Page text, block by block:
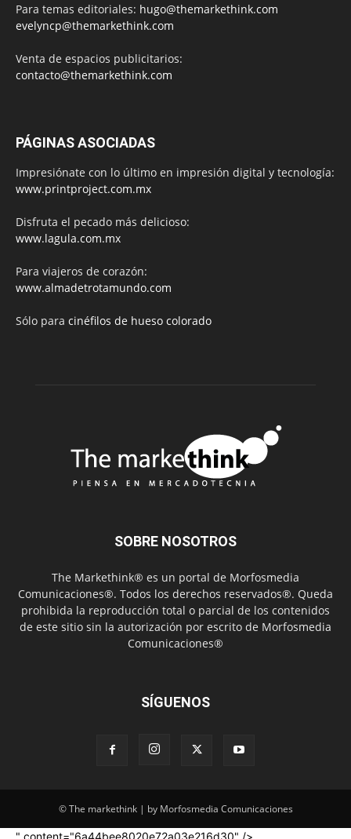
Para temas editoriales: hugo@themarkethink.com
evelyncp@themarkethink.com
Venta de espacios publicitarios:
contacto@themarkethink.com
PÁGINAS ASOCIADAS
Impresiónate con lo último en impresión digital y tecnología:
www.printproject.com.mx
Disfruta el pecado más delicioso:
www.lagula.com.mx
Para viajeros de corazón:
www.almadetrotamundo.com
Sólo para cinéfilos de hueso colorado
SOBRE NOSOTROS
The Markethink® es un portal de Morfosmedia
Comunicaciones®. Todos los derechos reservados®. Queda
prohibida la reproducción total o parcial de los contenidos
de este sitio sin la autorización por escrito de Morfosmedia
Comunicaciones®
SÍGUENOS
© The markethink | by Morfosmedia Comunicaciones
" content="6a44bee8020e72a03e216d30" />